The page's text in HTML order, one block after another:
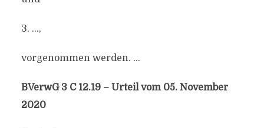
3. …,
vorgenommen werden. …
BVerwG 3 C 12.19 – Urteil vom 05. November
2020